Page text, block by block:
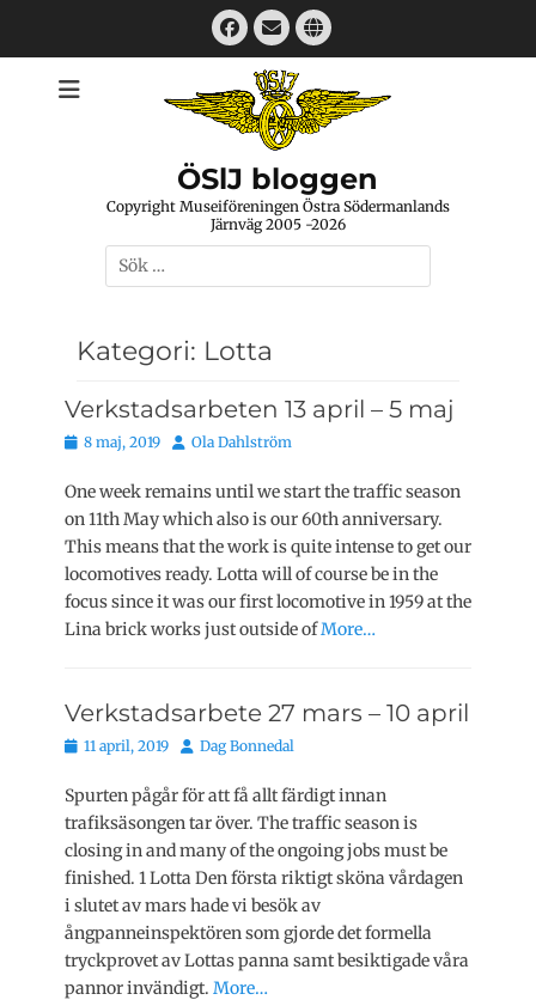
Facebook
E-
mail
Webbplats
ÖSlJ bloggen
Copyright Museiföreningen Östra Södermanlands
Järnväg 2005 -2026
Sök
efter:
Kategori: Lotta
Verkstadsarbeten 13 april – 5 maj
Publicerat
8 maj, 2019 Författare
Ola Dahlström
One week remains until we start the traffic season
on 11th May which also is our 60th anniversary.
This means that the work is quite intense to get our
locomotives ready. Lotta will of course be in the
focus since it was our first locomotive in 1959 at the
Lina brick works just outside ofMore…
Verkstadsarbete 27 mars – 10 april
Publicerat
11 april, 2019 Författare
Dag Bonnedal
Spurten pågår för att få allt färdigt innan
trafiksäsongen tar över. The traffic season is
closing in and many of the ongoing jobs must be
finished. 1 Lotta Den första riktigt sköna vårdagen
i slutet av mars hade vi besök av
ångpanneinspektören som gjorde det formella
tryckprovet av Lottas panna samt besiktigade våra
pannor invändigt. More…